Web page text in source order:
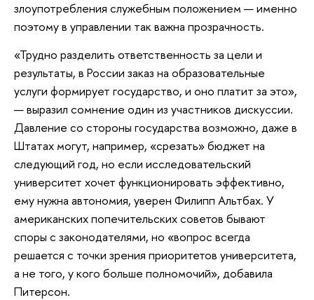
злоупотребления служебным положением — именно
поэтому в управлении так важна прозрачность.
«Трудно разделить ответственность за цели и
результаты, в России заказ на образовательные
услуги формирует государство, и оно платит за это»,
— выразил сомнение один из участников дискуссии.
Давление со стороны государства возможно, даже в
Штатах могут, например, «срезать» бюджет на
следующий год, но если исследовательский
университет хочет функционировать эффективно,
ему нужна автономия, уверен Филипп Альтбах. У
американских попечительских советов бывают
споры с законодателями, но «вопрос всегда
решается с точки зрения приоритетов университета,
а не того, у кого больше полномочий», добавила
Питерсон.